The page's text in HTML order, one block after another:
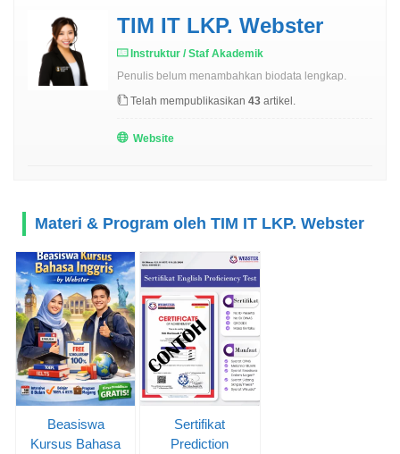
TIM IT LKP. Webster
Instruktur / Staf Akademik
Penulis belum menambahkan biodata lengkap.
Telah mempublikasikan 43 artikel.
Website
Materi & Program oleh TIM IT LKP. Webster
Beasiswa
Kursus Bahasa
Sertifikat
Prediction